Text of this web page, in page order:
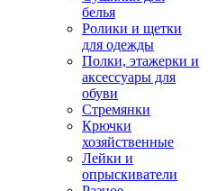
белья
Ролики и щетки
для одежды
Полки, этажерки и
аксессуары для
обуви
Стремянки
Крючки
хозяйственные
Лейки и
опрыскиватели